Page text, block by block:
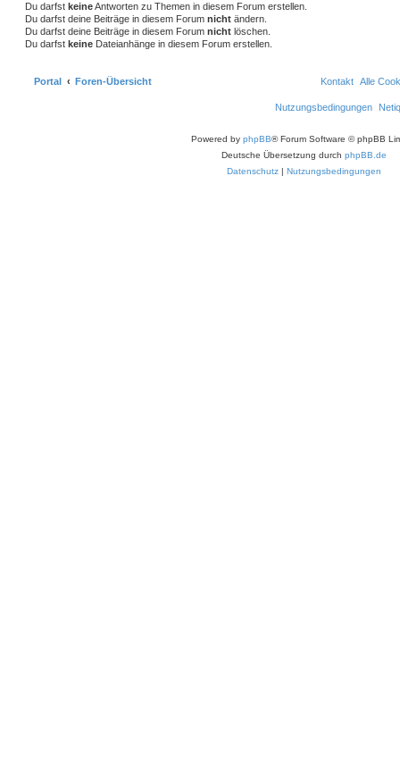
Du darfst keineAntworten zu Themen in diesem Forum erstellen.
Du darfst deine Beiträge in diesem Forum nicht ändern.
Du darfst deine Beiträge in diesem Forum nicht löschen.
Du darfst keine Dateianhänge in diesem Forum erstellen.
Portal Foren-Übersicht Alle
Kontakt
Nutzungsbedingungen
Powered by phpBB® Forum Software © phpBB
Deutsche Übersetzung durch phpBB.de
Datenschutz | Nutzungsbedingungen